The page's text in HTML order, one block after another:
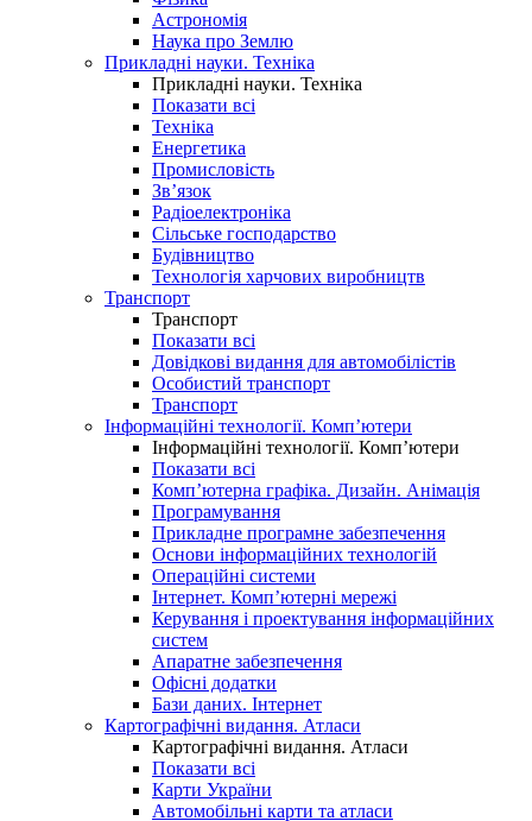
Астрономія
Наука про Землю
Прикладні науки. Техніка
Прикладні науки. Техніка
Показати всі
Техніка
Енергетика
Промисловість
Зв’язок
Радіоелектроніка
Сільське господарство
Будівництво
Технологія харчових виробництв
Транспорт
Транспорт
Показати всі
Довідкові видання для автомобілістів
Особистий транспорт
Транспорт
Інформаційні технології. Комп’ютери
Інформаційні технології. Комп’ютери
Показати всі
Комп’ютерна графіка. Дизайн. Анімація
Програмування
Прикладне програмне забезпечення
Основи інформаційних технологій
Операційні системи
Інтернет. Комп’ютерні мережі
Керування і проектування інформаційних
систем
Апаратне забезпечення
Офісні додатки
Бази даних. Інтернет
Картографічні видання. Атласи
Картографічні видання. Атласи
Показати всі
Карти України
Автомобільні карти та атласи